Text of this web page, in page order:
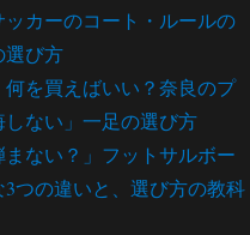
ッカーのコート・ルールの
選び方
を買えばいい？奈良のプ
ない」一足の選び方
まない？」フットサルボー
つの違いと、選び方の教科